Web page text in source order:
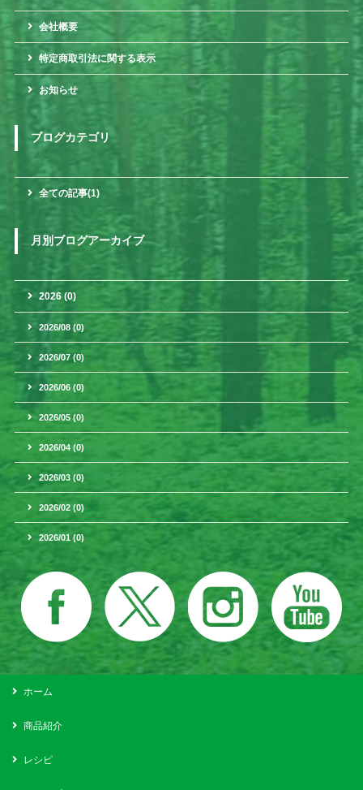
会社概要
特定商取引法に関する表示
お知らせ
ブログカテゴリ
全ての記事(1)
月別ブログアーカイブ
2026 (0)
2026/08 (0)
2026/07 (0)
2026/06 (0)
2026/05 (0)
2026/04 (0)
2026/03 (0)
2026/02 (0)
2026/01 (0)
ホーム
商品紹介
レシピ